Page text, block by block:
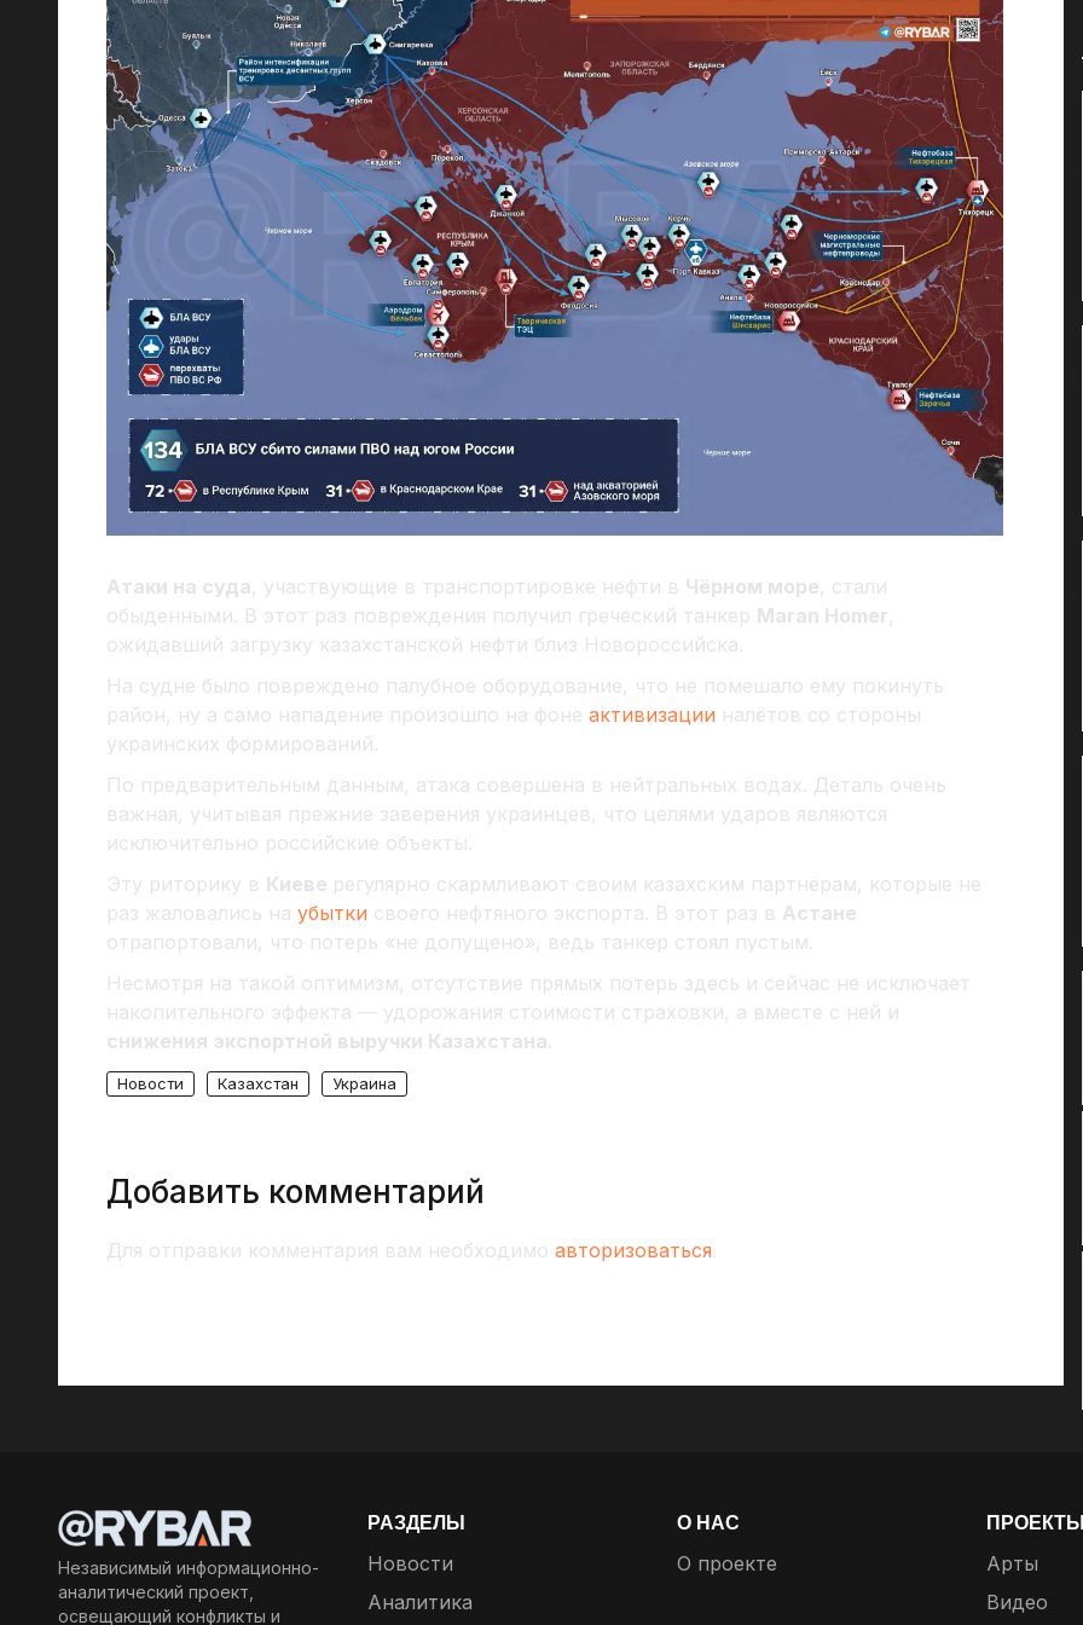
Атаки на суда, участвующие в транспортировке нефти в Чёрном море, стали
обыденными. В этот раз повреждения получил греческий танкер Maran Homer,
ожидавший загрузку казахстанской нефти близ Новороссийска.
На судне было повреждено палубное оборудование, что не помешало ему покинуть
район, ну а само нападение произошло на фоне активизации налётов со стороны
украинских формирований.
По предварительным данным, атака совершена в нейтральных водах. Деталь очень
важная, учитывая прежние заверения украинцев, что целями ударов являются
исключительно российские объекты.
Эту риторику в Киеве регулярно скармливают своим казахским партнёрам, которые не
раз жаловались на убытки своего нефтяного экспорта. В этот раз в Астане
отрапортовали, что потерь «не допущено», ведь танкер стоял пустым.
Несмотря на такой оптимизм, отсутствие прямых потерь здесь и сейчас не исключает
накопительного эффекта — удорожания стоимости страховки, а вместе с ней и
снижения экспортной выручки Казахстана.
Новости Казахстан Украина
Добавить комментарий
Для отправки комментария вам необходимо авторизоваться.
Независимый информационно-
аналитический проект,
освещающий конфликты и
РАЗДЕЛЫ
Новости
Аналитика
О НАС
О проекте
ПРОЕКТЫ
Арты
Видео